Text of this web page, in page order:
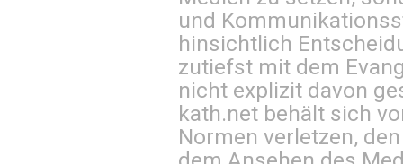
und
hinsichtlich
zutiefst mit dem
nicht explizit davon
kath.net behält sich
Normen verletzen,